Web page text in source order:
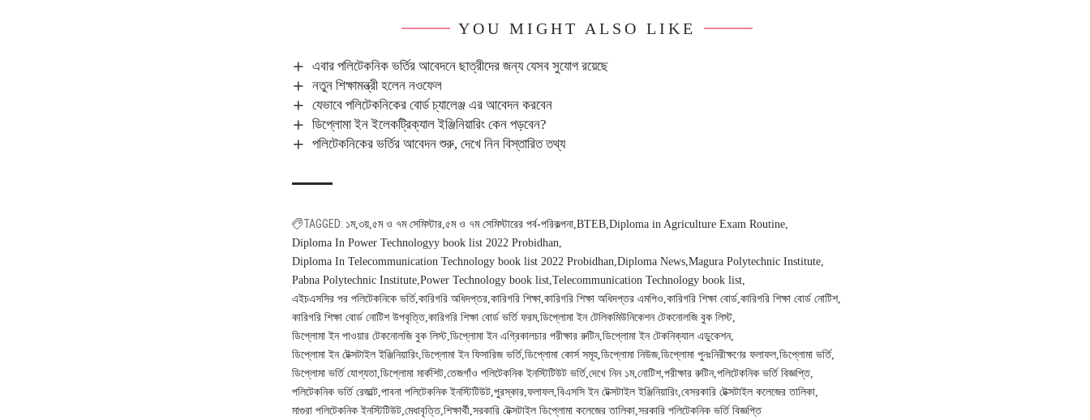
YOU MIGHT ALSO LIKE
এবার পলিটেকনিক ভর্তির আবেদনে ছাত্রীদের জন্য যেসব সুযোগ রয়েছে
নতুন শিক্ষামন্ত্রী হলেন নওফেল
যেভাবে পলিটেকনিকের বোর্ড চ্যালেঞ্জ এর আবেদন করবেন
ডিপ্লোমা ইন ইলেকট্রিক্যাল ইঞ্জিনিয়ারিং কেন পড়বেন?
পলিটেকনিকের ভর্তির আবেদন শুরু, দেখে নিন বিস্তারিত তথ্য
TAGGED: ১ম ৩য় ৫ম ও ৭ম সেমিস্টার ৫ম ও ৭ম সেমিস্টারের পর্ব-পরিকল্পনা BTEB Diploma in Agriculture Exam Routine
Diploma In Power Technologyy book list 2022 Probidhan
Diploma In Telecommunication Technology book list 2022 Probidhan Diploma News Magura Polytechnic Institute
Pabna Polytechnic Institute Power Technology book list Telecommunication Technology book list
এইচএসসির পর পলিটেকনিকে ভর্তি কারিগরি অধিদপ্তর কারিগরি শিক্ষা কারিগরি শিক্ষা অধিদপ্তর এমপিও কারিগরি শিক্ষা বোর্ড কারিগরি শিক্ষা বোর্ড নোটিশ
কারিগরি শিক্ষা বোর্ড নোটিশ উপবৃত্তি কারিগরি শিক্ষা বোর্ড ভর্তি ফরম ডিপ্লোমা ইন টেলিকমিউনিকেশন টেকনোলজি বুক লিস্ট
ডিপ্লোমা ইন পাওয়ার টেকনোলজি বুক লিস্ট ডিপ্লোমা ইন এগ্রিকালচার পরীক্ষার রুটিন ডিপ্লোমা ইন টেকনিক্যাল এডুকেশন
ডিপ্লোমা ইন টেক্সটাইল ইঞ্জিনিয়ারিং ডিপ্লোমা ইন ফিসারিজ ভর্তি ডিপ্লোমা কোর্স সমূহ ডিপ্লোমা নিউজ ডিপ্লোমা পুনঃনিরীক্ষণের ফলাফল ডিপ্লোমা ভর্তি
ডিপ্লোমা ভর্তি যোগ্যতা ডিপ্লোমা মার্কশিট তেজগাঁও পলিটেকনিক ইনস্টিটিউট ভর্তি দেখে নিন ১ম নোটিশ পরীক্ষার রুটিন পলিটেকনিক ভর্তি বিজ্ঞপ্তি
পলিটেকনিক ভর্তি রেজাল্ট পাবনা পলিটেকনিক ইনস্টিটিউট পুরস্কার ফলাফল বিএসসি ইন টেক্সটাইল ইঞ্জিনিয়ারিং বেসরকারি টেক্সটাইল কলেজের তালিকা
মাগুরা পলিটেকনিক ইনস্টিটিউট মেধাবৃত্তি শিক্ষার্থী সরকারি টেক্সটাইল ডিপ্লোমা কলেজের তালিকা সরকারি পলিটেকনিক ভর্তি বিজ্ঞপ্তি